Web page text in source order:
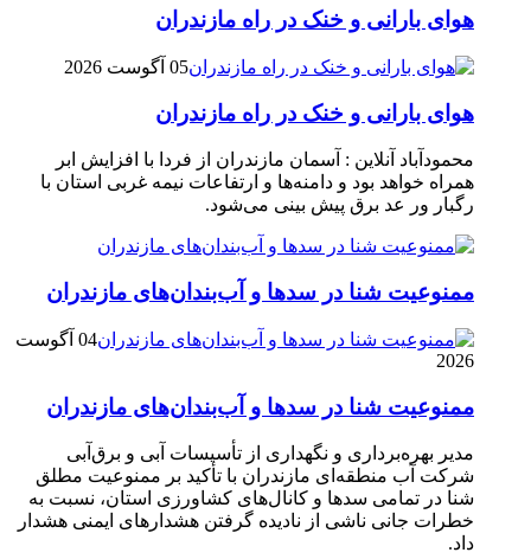
هوای بارانی و خنک در راه مازندران
05 آگوست 2026
هوای بارانی و خنک در راه مازندران
محمودآباد آنلاین : آسمان مازندران از فردا با افزایش ابر
همراه خواهد بود و دامنه‌ها و ارتفاعات نیمه غربی استان با
رگبار ور عد برق پیش بینی می‌شود.
ممنوعیت شنا در سدها و آب‌بندان‌‌های مازندران
04 آگوست
2026
ممنوعیت شنا در سدها و آب‌بندان‌‌های مازندران
مدیر بهره‌برداری و نگهداری از تأسیسات آبی و برق‌آبی
شرکت آب منطقه‌ای مازندران با تأکید بر ممنوعیت مطلق
شنا در تمامی سدها و کانال‌های کشاورزی استان، نسبت به
خطرات جانی ناشی از نادیده گرفتن هشدارهای ایمنی هشدار
داد.